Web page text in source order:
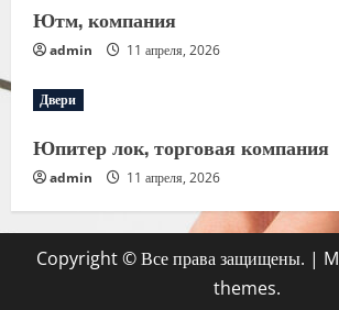
Ютм, компания
admin 11 апреля, 2026
Двери
Юпитер лок, торговая компания
admin 11 апреля, 2026
Copyright © Все права защищены. |
themes.